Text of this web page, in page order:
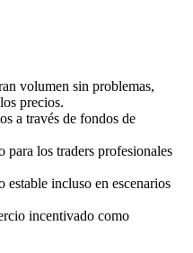
volumen sin problemas,
precios.
a través de fondos de
los traders profesionales
incluso en escenarios
incentivado como